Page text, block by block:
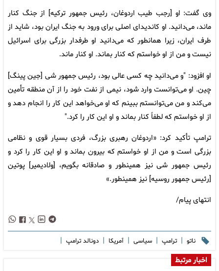
وی گفت: او [رجب طیب اردوغان، رئیس جمهور ترکیه] از جنگ کنار
ماند، می‌دانید. او کاندیدای اصلی برای ورود به جنگ ایران بود، شاید از
طرف ایران، زیرا همانطور که می‌دانید او طرفدار بزرگی برای اسرائیل
نیست و من از او خواستم که کنار بماند. او کنار ماند.
او افزود: "و می‌دانید چه کسی عالی بود، رئیس جمهور شی [جین پینگ]
چین. او می‌توانست وارد شود، نیمی از نفت خود را از آن منطقه تأمین
می‌کند و من می‌توانستم ببینم که او می‌خواهد این کار را انجام دهد و
از او خواستم که لطفاً کنار بماند و او این کار را کرد."
ترامپ تأکید کرد: «اردوغان رهبری بزرگ، فردی بسیار قوی و نظامی
بزرگی است و من از او خواستم که بیرون بماند و او این کار را کرد و
رئیس جمهور شی نیز همینطور و صادقانه بگویم، [ولادیمیر] پوتین
[رئیس جمهور روسیه] نیز همینطور.»
انتهای پیام/
ناتو | ترامپ | سیاسی | آمریکا | دونالد ترامپ |
اخبار مرتبط